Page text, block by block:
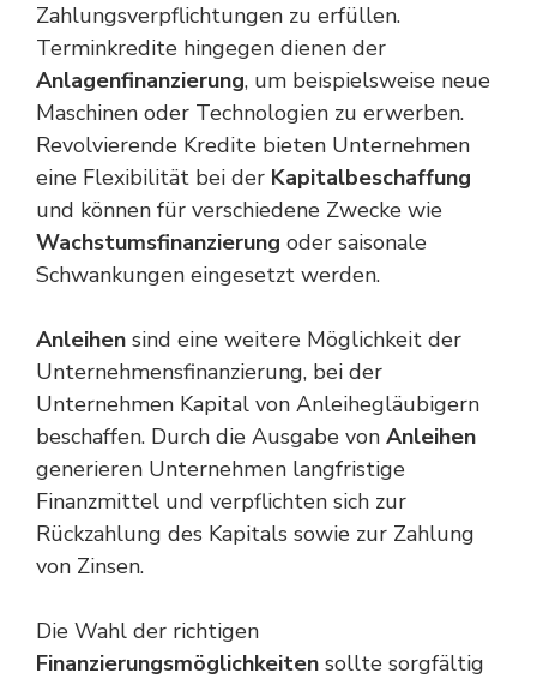
Zahlungsverpflichtungen zu erfüllen.
Terminkredite hingegen dienen der
Anlagenfinanzierung, um beispielsweise neue
Maschinen oder Technologien zu erwerben.
Revolvierende Kredite bieten Unternehmen
eine Flexibilität bei der Kapitalbeschaffung
und können für verschiedene Zwecke wie
Wachstumsfinanzierung oder saisonale
Schwankungen eingesetzt werden.
Anleihen sind eine weitere Möglichkeit der
Unternehmensfinanzierung, bei der
Unternehmen Kapital von Anleihegläubigern
beschaffen. Durch die Ausgabe von Anleihen
generieren Unternehmen langfristige
Finanzmittel und verpflichten sich zur
Rückzahlung des Kapitals sowie zur Zahlung
von Zinsen.
Die Wahl der richtigen
Finanzierungsmöglichkeiten sollte sorgfältig